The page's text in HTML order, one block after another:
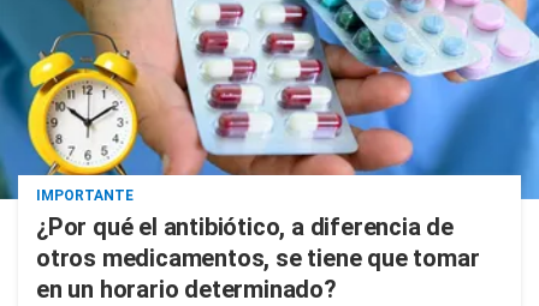
IMPORTANTE
¿Por qué el antibiótico, a diferencia de
otros medicamentos, se tiene que tomar
en un horario determinado?